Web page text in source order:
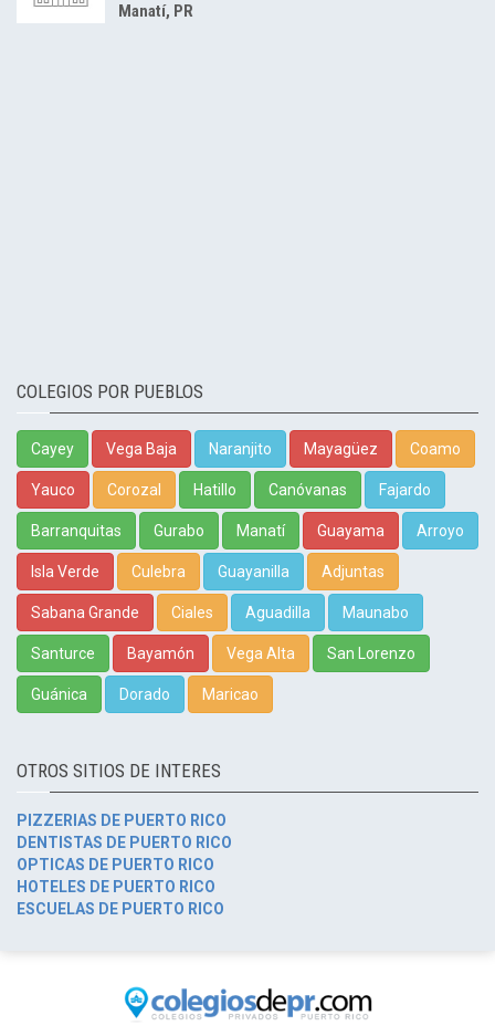
Manatí, PR
COLEGIOS POR PUEBLOS
Cayey Vega Baja Naranjito Mayagüez Coamo
Yauco Corozal Hatillo Canóvanas Fajardo
Barranquitas Gurabo Manatí Guayama Arroyo
Isla Verde Culebra Guayanilla Adjuntas
Sabana Grande Ciales Aguadilla Maunabo
Santurce Bayamón Vega Alta San Lorenzo
Guánica Dorado Maricao
OTROS SITIOS DE INTERES
PIZZERIAS DE PUERTO RICO
DENTISTAS DE PUERTO RICO
OPTICAS DE PUERTO RICO
HOTELES DE PUERTO RICO
ESCUELAS DE PUERTO RICO